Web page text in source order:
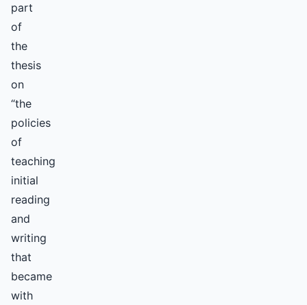
part
of
the
thesis
on
“the
policies
of
teaching
initial
reading
and
writing
that
became
with